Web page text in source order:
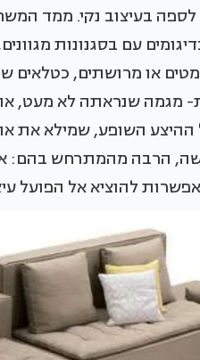
בעיצוב נקי. ממד
עם בסגנונות
או מרושתים, כטלאים
מגמה שנראתה לא מעט,
ההיצע השופע, שמילא את
הרבה מהמתרחש בהם:
להוציא אל הפועל